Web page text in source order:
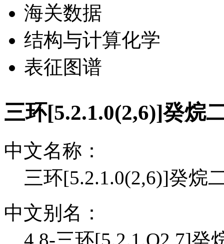
海关数据
结构与计算化学
表征图谱
三环[5.2.1.0(2,6)]癸烷
中文名称：
三环[5.2.1.0(2,6)]癸烷
中文别名：
4,8-三环[5.2.1.O2,7]癸